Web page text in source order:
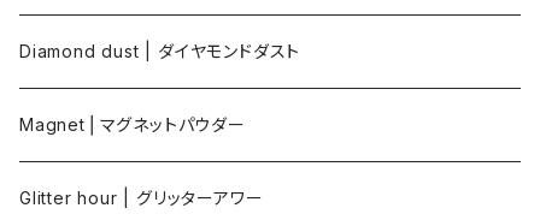
Diamond dust | ダイヤモンドダスト
Magnet⎪マグネットパウダー
Glitter hour | グリッターアワー